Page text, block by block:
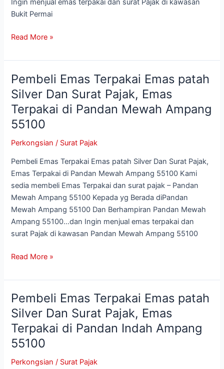
Ingin menjual emas terpakai dan surat Pajak di kawasan
Bukit Permai
Bukit
Permai
56100
Read More »
Pembeli Emas Terpakai Emas patah
Silver Dan Surat Pajak, Emas
Terpakai di Pandan Mewah Ampang
55100
Perkongsian / Surat Pajak
Pembeli Emas Terpakai Emas patah Silver Dan Surat Pajak,
Emas Terpakai di Pandan Mewah Ampang 55100 Kami
sedia membeli Emas Terpakai dan surat pajak – Pandan
Mewah Ampang 55100 Kepada yg Berada diPandan
Mewah Ampang 55100 Dan Berhampiran Pandan Mewah
Ampang 55100…dan Ingin menjual emas terpakai dan
surat Pajak di kawasan Pandan Mewah Ampang 55100
Pembeli
Emas
Terpakai
Emas
patah
Surat
Pajak,
Emas
Terpakai
di
Pandan
Mewah
55100
Read More »
Pembeli Emas Terpakai Emas patah
Silver Dan Surat Pajak, Emas
Terpakai di Pandan Indah Ampang
55100
Perkongsian / Surat Pajak
Pembeli
Emas
Terpakai
Emas
patah